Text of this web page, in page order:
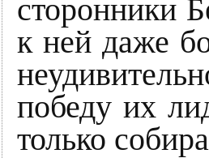
сторонники
к ней даже
победу их
только